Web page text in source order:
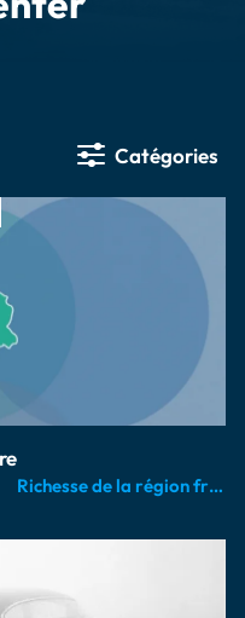
Catégories
Richesse de la région frontalière